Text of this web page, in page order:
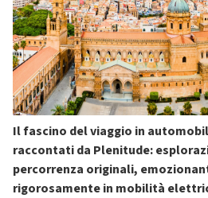
Il fascino del viaggio in
raccontati da Plenitude:
percorrenza originali,
rigorosamente in mobilità